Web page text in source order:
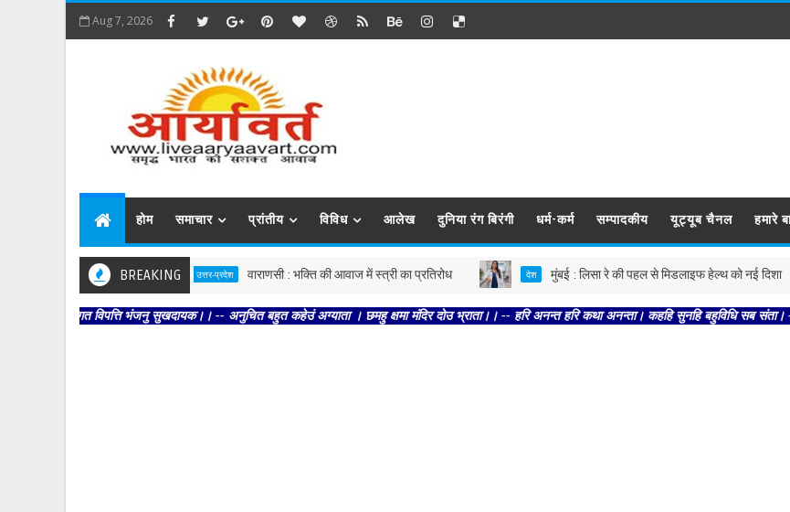
Aug 7, 2026
होम समाचार प्रांतीय विविध आलेख दुनिया रंग बिरंगी धर्म-कर्म सम्पादकीय यूट्यूब चैनल हमारे
BREAKINGउत्तर-प्रदेश वाराणसी : भक्ति की आवाज में स्त्री का प्रतिरोध देश मुंबई : लिसा रे की पहल से मिडलाइफ हेल्थ को नई दिशा
भंजनु सुखदायक।। -- अनुचित बहुत कहेउं अग्याता । छमहु क्षमा मंदिर दोउ भ्राता।। -- हरि अनन्त हरि कथा अनन्ता। कहहि सुनहि बहुविधि सब संता। -- साधक